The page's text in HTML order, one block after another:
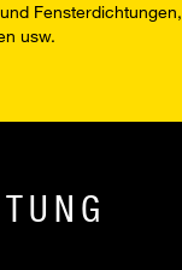
Fensterdichtungen,
usw.